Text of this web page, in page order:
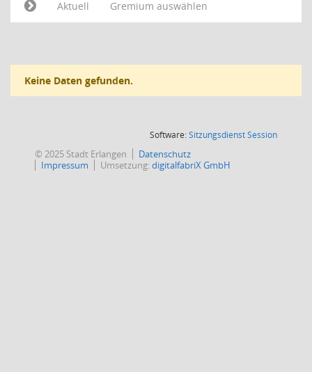
Aktuell
Gremium auswählen
Keine Daten gefunden.
Software:SitzungsdienstSession(Wird in
© 2025 Stadt Erlangen
Datenschutz
Impressum
Umsetzung:digitalfabriX GmbH